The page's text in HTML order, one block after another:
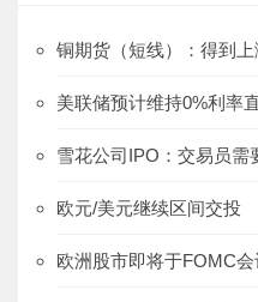
铜期货（短线）：得到
雪花公司IPO：交易员需
欧元/美元继续区间交投
欧洲股市即将于FOMC